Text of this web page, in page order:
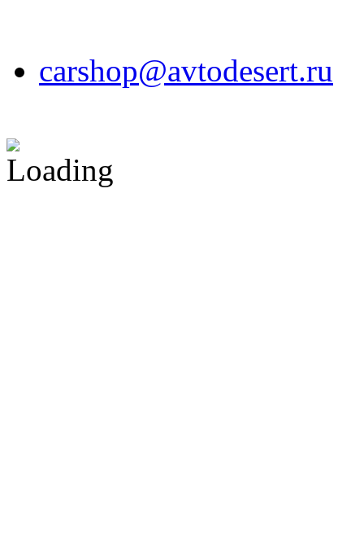
carshop@avtodesert.ru